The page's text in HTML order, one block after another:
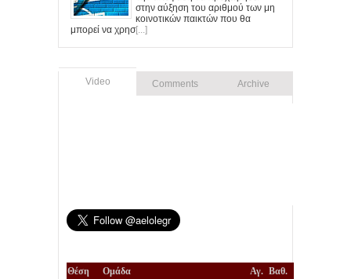
στην αύξηση του αριθμού των μη
κοινοτικών παικτών που θα
μπορεί να χρησ[...]
Video Comments Archive
Θέση Ομάδα Αγ. Βαθ.